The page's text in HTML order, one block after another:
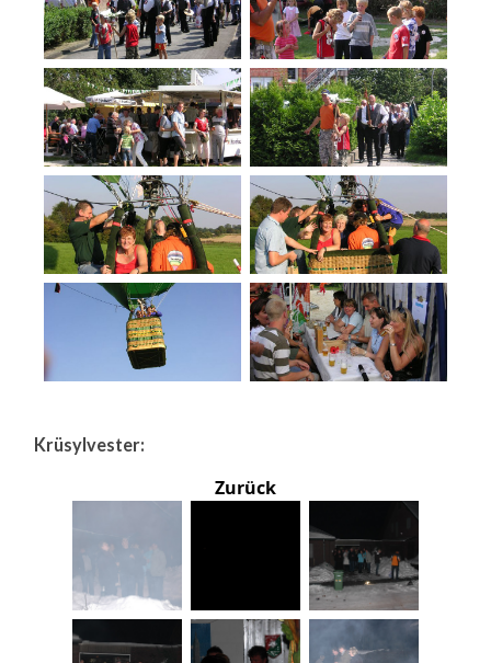
Krüsylvester:
Zurück